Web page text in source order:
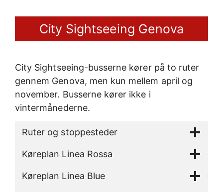
City Sightseeing Genova
City Sightseeing-busserne kører på to ruter
gennem Genova, men kun mellem april og
november. Busserne kører ikke i
vintermånederne.
Ruter og stoppesteder
Køreplan Linea Rossa
Køreplan Linea Blue